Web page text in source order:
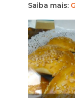
Saiba mais: